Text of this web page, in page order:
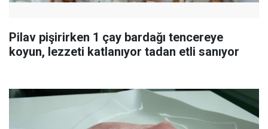
Pilav pişirirken 1 çay bardağı tencereye
koyun, lezzeti katlanıyor tadan etli sanıyor